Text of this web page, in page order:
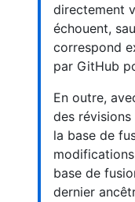
directement
échouent,
correspond
par GitHub
En outre,
des
la base de
base de
dernier